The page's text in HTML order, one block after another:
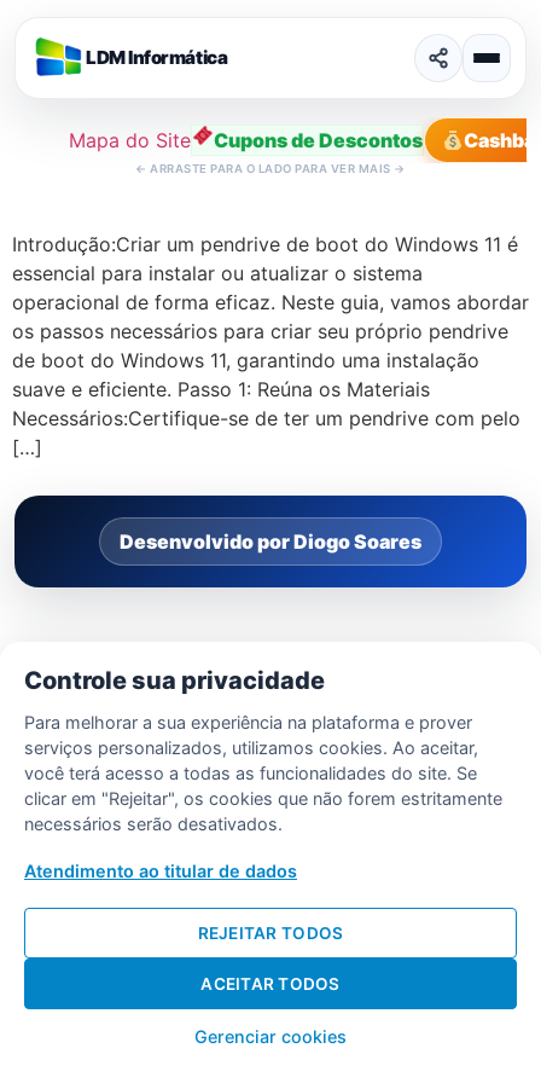
LDM Informática
Mapa do Site Cupons de Descontos
← ARRASTE PARA O LADO PARA VER MAIS →
para
conteúdo
Introdução:Criar um pendrive de boot do Windows 11 é
essencial para instalar ou atualizar o sistema
operacional de forma eficaz. Neste guia, vamos abordar
os passos necessários para criar seu próprio pendrive
de boot do Windows 11, garantindo uma instalação
suave e eficiente. Passo 1: Reúna os Materiais
Necessários:Certifique-se de ter um pendrive com pelo
[…]
Desenvolvido por Diogo Soares
Controle sua privacidade
Para melhorar a sua experiência na plataforma e prover
serviços personalizados, utilizamos cookies. Ao aceitar,
você terá acesso a todas as funcionalidades do site. Se
clicar em "Rejeitar", os cookies que não forem estritamente
necessários serão desativados.
Atendimento ao titular de dados
Gerenciar cookies
REJEITAR TODOS
ACEITAR TODOS